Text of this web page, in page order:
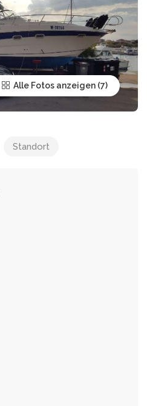
Alle Fotos anzeigen
Standort